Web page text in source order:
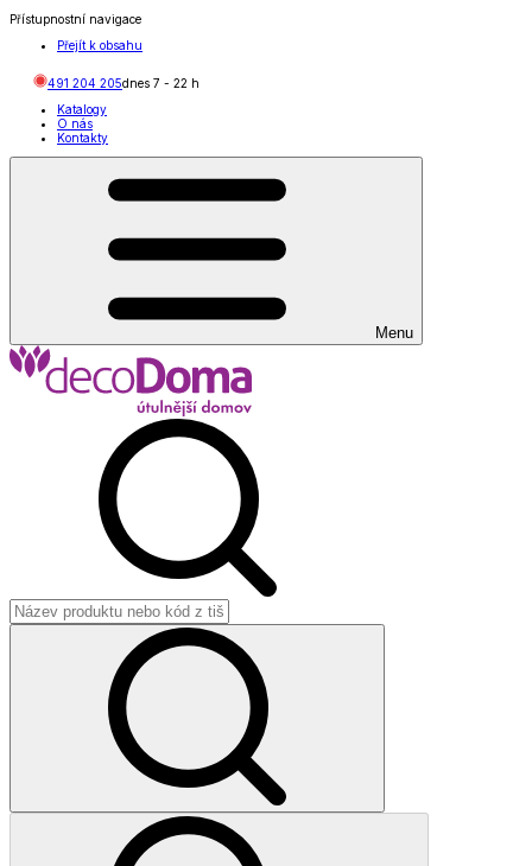
Přístupnostní navigace
Přejít k obsahu
491 204 205dnes 7 - 22 h
Katalogy
O nás
Kontakty
Menu